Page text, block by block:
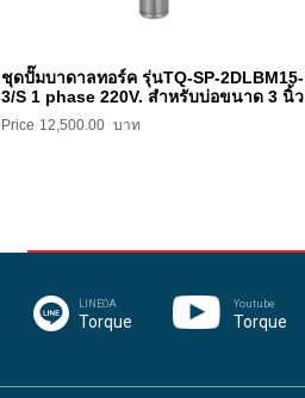
ชุดปั๊มบาดาลทอร์ค รุ่นTQ-SP-2DLBM15-
3/S 1 phase 220V. สำหรับบ่อขนาด 3 นิ้ว
12,500.00
LINEOA
Torque
Youtube
Torque